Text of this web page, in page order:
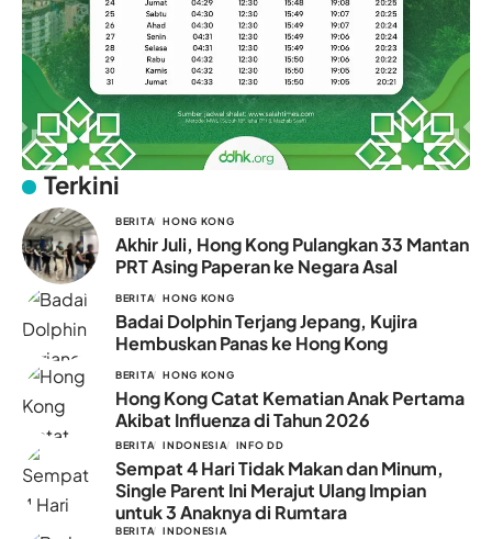
Terkini
BERITA HONG KONG
Akhir Juli, Hong Kong Pulangkan 33 Mantan
PRT Asing Paperan ke Negara Asal
BERITA HONG KONG
Badai Dolphin Terjang Jepang, Kujira
Hembuskan Panas ke Hong Kong
BERITA HONG KONG
Hong Kong Catat Kematian Anak Pertama
Akibat Influenza di Tahun 2026
BERITA INDONESIA INFO DD
Sempat 4 Hari Tidak Makan dan Minum,
Single Parent Ini Merajut Ulang Impian
untuk 3 Anaknya di Rumtara
BERITA INDONESIA